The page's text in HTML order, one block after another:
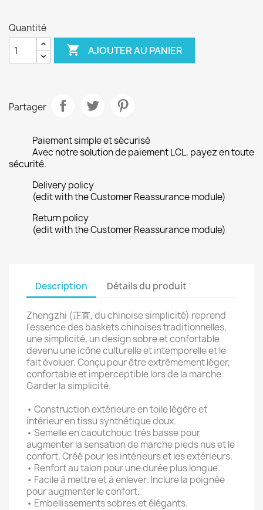
Quantité
 AJOUTER AU PANIER
Partager
Paiement simple et sécurisé
Avec notre solution de paiement LCL, payez en toute
sécurité.
Delivery policy
(edit with the Customer Reassurance module)
Return policy
(edit with the Customer Reassurance module)
Description Détails du produit
Zhengzhi (正直, du chinoise simplicité) reprend
l'essence des baskets chinoises traditionnelles,
une simplicité, un design sobre et confortable
devenu une icône culturelle et intemporelle et le
fait évoluer. Conçu pour être extrêmement léger,
confortable et imperceptible lors de la marche.
Garder la simplicité.
• Construction extérieure en toile légère et
intérieur en tissu synthétique doux.
• Semelle en caoutchouc très basse pour
augmenter la sensation de marche pieds nus et le
confort. Créé pour les intérieurs et les extérieurs.
• Renfort au talon pour une durée plus longue.
• Facile à mettre et à enlever. Inclure la poignée
pour augmenter le confort.
• Embellissements sobres et élégants.